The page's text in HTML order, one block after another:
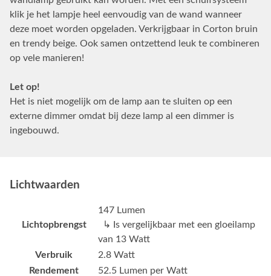
klik je het lampje heel eenvoudig van de wand wanneer
deze moet worden opgeladen. Verkrijgbaar in Corton bruin
en trendy beige. Ook samen ontzettend leuk te combineren
op vele manieren!
Let op!
Het is niet mogelijk om de lamp aan te sluiten op een
externe dimmer omdat bij deze lamp al een dimmer is
ingebouwd.
Lichtwaarden
Lichtopbrengst
147 Lumen
↳ Is vergelijkbaar met een gloeilamp
van 13 Watt
Verbruik
2.8 Watt
Rendement
52.5 Lumen per Watt